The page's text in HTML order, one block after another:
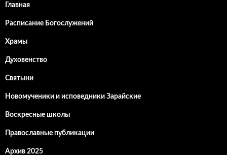
Главная
Расписание Богослужений
Храмы
Духовенство
Святыни
Новомученики и исповедники Зарайские
Воскресные школы
Православные публикации
Архив 2025